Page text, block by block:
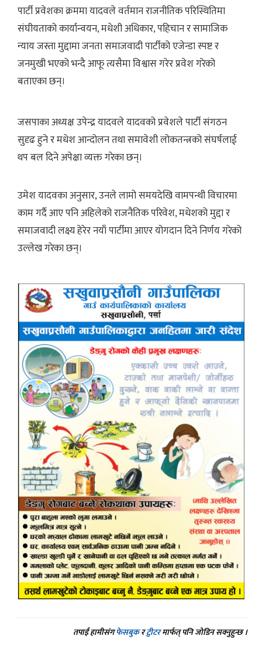
पार्टी प्रवेशका क्रममा यादवले वर्तमान राजनीतिक परिस्थितिमा
संघीयताको कार्यान्वयन, मधेशी अधिकार, पहिचान र सामाजिक
न्याय जस्ता मुद्दामा जनता समाजवादी पार्टीको एजेन्डा स्पष्ट र
जनमुखी भएको भन्दै आफू त्यसैमा विश्वास गरेर प्रवेश गरेको
बताएका छन्।
जसपाका अध्यक्ष उपेन्द्र यादवले यादवको प्रवेशले पार्टी संगठन
सुदृढ हुने र मधेश आन्दोलन तथा समावेशी लोकतन्त्रको संघर्षलाई
थप बल दिने अपेक्षा व्यक्त गरेका छन्।
उमेश यादवका अनुसार, उनले लामो समयदेखि वामपन्थी विचारमा
काम गर्दै आए पनि अहिलेको राजनैतिक परिवेश, मधेशको मुद्दा र
समाजवादी लक्ष्य हेरेर नयाँ पार्टीमा आएर योगदान दिने निर्णय गरेको
उल्लेख गरेका छन्।
तपाईं हामीसंगफेसबुकरट्वीटरमार्फत् पनि जोडिन सक्नुहुन्छ ।